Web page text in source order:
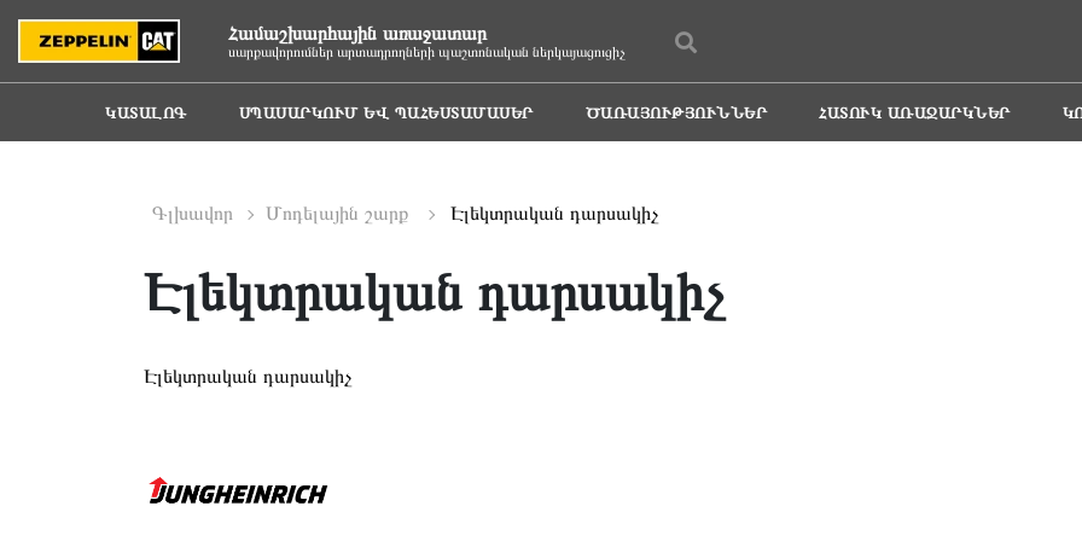
Համաշխարհային առաջատար
սարքավորումներ արտադրողների պաշտոնական ներկայացուցիչ
ԿԱՏԱԼՈԳ ՍՊԱՍԱՐԿՈՒՄ ԵՎ ՊԱՀԵՍՏԱՄԱՍԵՐ ԾԱՌԱՅՈՒԹՅՈՒՆՆԵՐ ՀԱՏՈՒԿ ԱՌԱՋԱՐԿՆԵՐ
Գլխավոր Մոդելային շարք Էլեկտրական դարսակիչ
Էլեկտրական դարսակիչ
Էլեկտրական դարսակիչ